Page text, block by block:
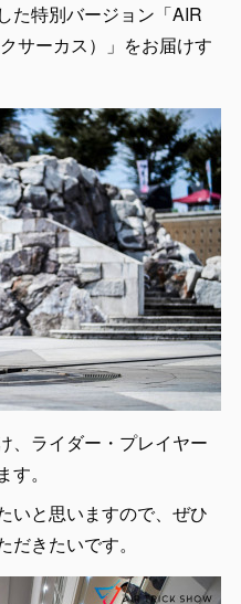
た特別バージョン「AIR
サーカス）」をお届けす
、ライダー・プレイヤー
。
いと思いますので、ぜひ
きたいです。